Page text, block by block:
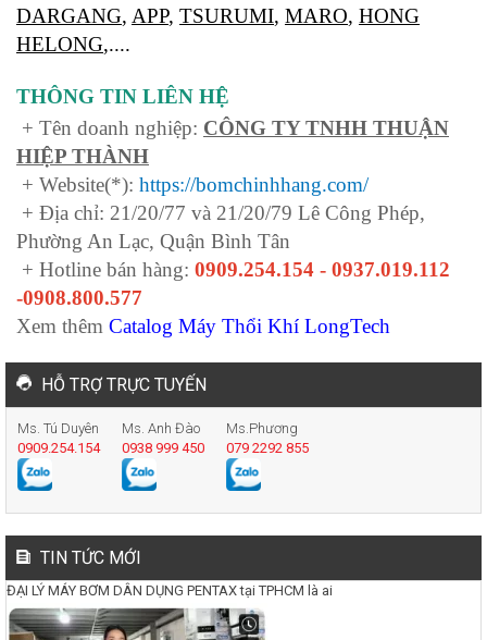
DARGANG, APP, TSURUMI, MARO, HONG
HELONG,....
THÔNG TIN LIÊN HỆ
+ Tên doanh nghiệp: CÔNG TY TNHH THUẬN
HIỆP THÀNH
+ Website(*): https://bomchinhhang.com/
+ Địa chỉ: 21/20/77 và 21/20/79 Lê Công Phép,
Phường An Lạc, Quận Bình Tân
+ Hotline bán hàng: 0909.254.154 - 0937.019.112
-0908.800.577
Xem thêm Catalog Máy Thổi Khí LongTech
HỖ TRỢ TRỰC TUYẾN
Ms. Tú Duyên
0909.254.154
Ms. Anh Đào
0938 999 450
Ms.Phương
079 2292 855
TIN TỨC MỚI
ĐẠI LÝ MÁY BƠM DÂN DỤNG PENTAX tại TPHCM là ai